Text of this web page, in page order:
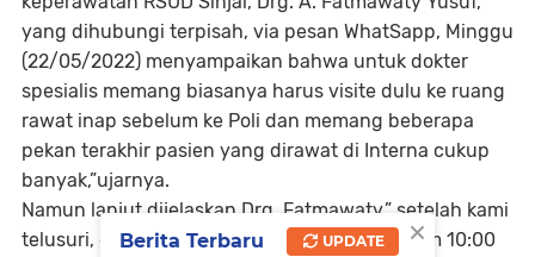
yang dihubungi terpisah, via pesan WhatSapp, Minggu
(22/05/2022) menyampaikan bahwa untuk dokter
spesialis memang biasanya harus visite dulu ke ruang
rawat inap sebelum ke Poli dan memang beberapa
pekan terakhir pasien yang dirawat di Interna cukup
banyak,”ujarnya.
Namun lanjut dijelaskan Drg. Fatmawaty,” setelah kami
telusuri, dr spsialis Poli Interna 1 masuknya jam 10:00
×
Berita Terbaru UPDATE